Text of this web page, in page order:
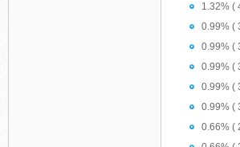
1.32% (
0.99% (
0.99% (
0.99% (
0.99% (
0.99% (
0.66% (